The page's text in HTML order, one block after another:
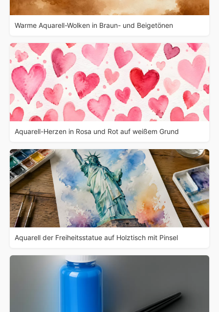
Warme Aquarell-Wolken in Braun- und Beigetönen
Aquarell-Herzen in Rosa und Rot auf weißem Grund
Aquarell der Freiheitsstatue auf Holztisch mit Pinsel